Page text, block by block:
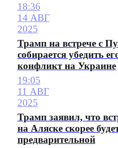
18:36
14 АВГ
2025
Трамп на встрече с
собирается убедить
конфликт на Украине
19:05
11 АВГ
2025
Трамп заявил, что
на Аляске скорее
предварительной